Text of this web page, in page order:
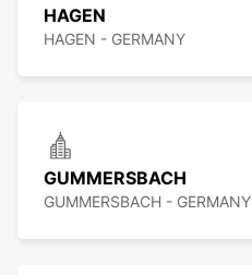
HAGEN
HAGEN - GERMANY
GUMMERSBACH
GUMMERSBACH - GERMANY